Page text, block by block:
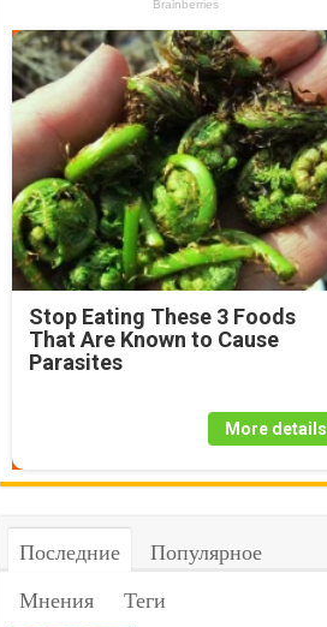
Stop Eating These 3 Foods
That Are Known to Cause
Parasites
More details
Последние
Популярное
Мнения
Теги